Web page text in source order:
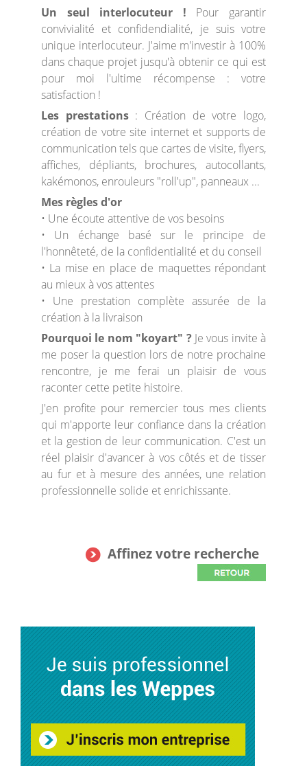
Un seul interlocuteur ! Pour garantir
convivialité et confidendialité, je suis votre
unique interlocuteur. J'aime m'investir à 100%
dans chaque projet jusqu'à obtenir ce qui est
pour moi l'ultime récompense : votre
satisfaction !
Les prestations: Création de votre logo,
création de votre site internet et supports de
communication tels que cartes de visite, flyers,
affiches, dépliants, brochures, autocollants,
kakémonos, enrouleurs "roll'up", panneaux ...
Mes règles d'or
• Une écoute attentive de vos besoins
• Un échange basé sur le principe de
l'honnêteté, de la confidentialité et du conseil
• La mise en place de maquettes répondant
au mieux à vos attentes
• Une prestation complète assurée de la
création à la livraison
Pourquoi le nom "koyart" ?Je vous invite à
me poser la question lors de notre prochaine
rencontre, je me ferai un plaisir de vous
raconter cette petite histoire.
J'en profite pour remercier tous mes clients
qui m'apporte leur confiance dans la création
et la gestion de leur communication. C'est un
réel plaisir d'avancer à vos côtés et de tisser
au fur et à mesure des années, une relation
professionnelle solide et enrichissante.
Affinez votre recherche